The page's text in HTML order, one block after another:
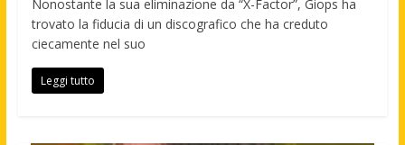
Nonostante la sua eliminazione da “X-Factor”, Giops ha
trovato la fiducia di un discografico che ha creduto
ciecamente nel suo
Leggi tutto